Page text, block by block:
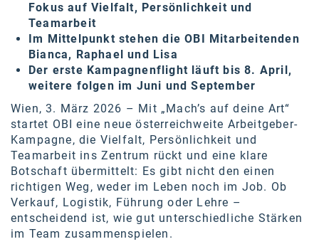
LWND
Mastercard
NEOH
Nespresso
Neudoerfler
OBI
Oral-B
PAYBACK
Planted
Fokus auf Vielfalt, Persönlichkeit und
Teamarbeit
Im Mittelpunkt stehen die OBI Mitarbeitenden
Bianca, Raphael und Lisa
Der erste Kampagnenflight läuft bis 8. April,
weitere folgen im Juni und September
Wien, 3. März 2026 – Mit „Mach’s auf deine Art“
startet OBI eine neue österreichweite Arbeitgeber-
Kampagne, die Vielfalt, Persönlichkeit und
Teamarbeit ins Zentrum rückt und eine klare
Botschaft übermittelt: Es gibt nicht den einen
richtigen Weg, weder im Leben noch im Job. Ob
Verkauf, Logistik, Führung oder Lehre –
entscheidend ist, wie gut unterschiedliche Stärken
im Team zusammenspielen.